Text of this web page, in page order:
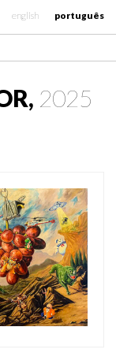
português
english
2025